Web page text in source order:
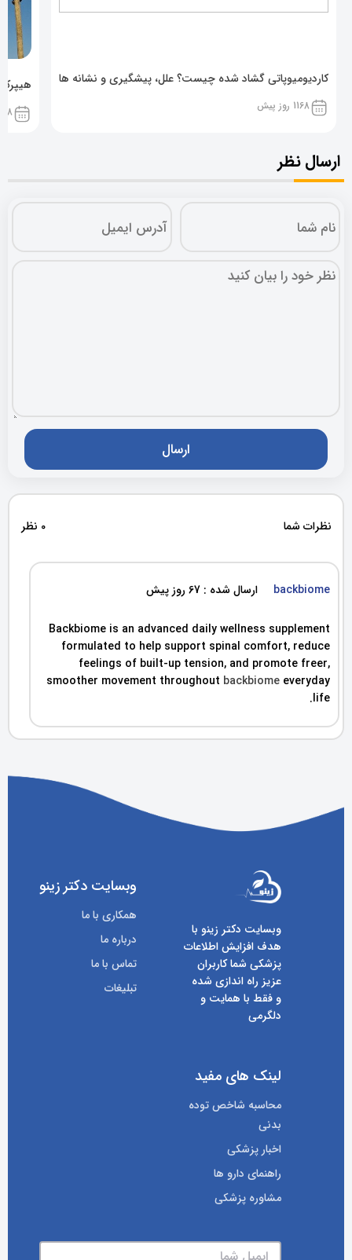
کاردیومیوپاتی گشاد شده چیست؟ علل، پیشگیری و نشانه ها
1168 روز پیش 1168
ارسال نظر
نظرات شما 0 نظر
backbiome ارسال شده : 67 روز پیش
Backbiome is an advanced daily wellness supplement
formulated to help support spinal comfort, reduce
feelings of built-up tension, and promote freer,
smoother movement throughout backbiome everyday
life.
وبسایت دکتر زینو با
هدف افزایش اطلاعات
پزشکی شما کاربران
عزیز راه اندازی شده
و فقط با همایت و
دلگرمی
وبسایت دکتر زینو
همکاری با ما
درباره ما
تماس با ما
تبلیغات
لینک های مفید
محاسبه شاخص توده
بدنی
اخبار پزشکی
راهنمای دارو ها
مشاوره پزشکی